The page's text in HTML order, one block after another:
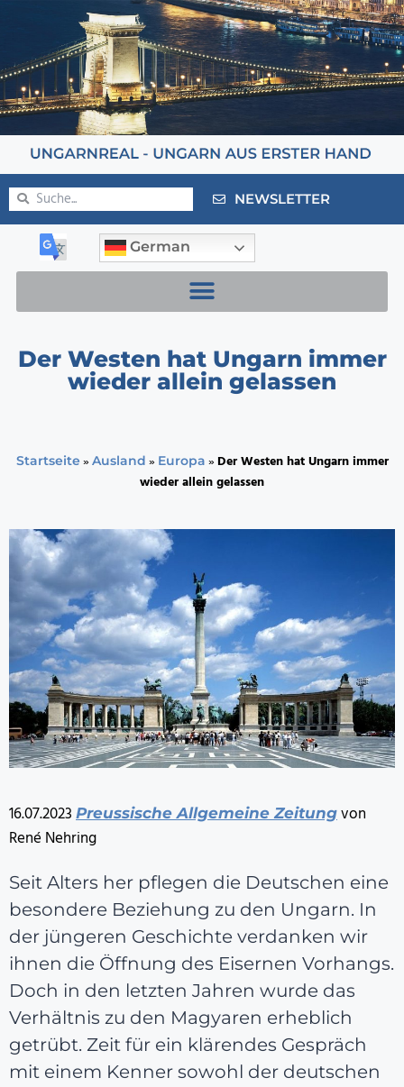
NEWSLETTER
German
Der Westen hat Ungarn immer
wieder allein gelassen
Startseite » Ausland » Europa »Der Westen hat Ungarn immer
wieder allein gelassen
16.07.2023 Preussische Allgemeine Zeitung von
René Nehring
Seit Alters her pflegen die Deutschen eine
besondere Beziehung zu den Ungarn. In
der jüngeren Geschichte verdanken wir
ihnen die Öffnung des Eisernen Vorhangs.
Doch in den letzten Jahren wurde das
Verhältnis zu den Magyaren erheblich
getrübt. Zeit für ein klärendes Gespräch
mit einem Kenner sowohl der deutschen